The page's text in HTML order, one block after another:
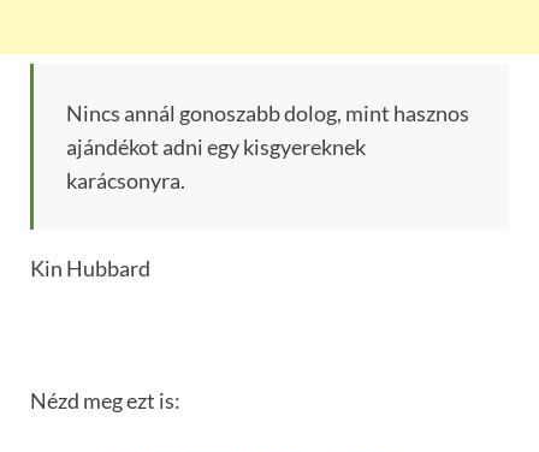
Nincs annál gonoszabb dolog, mint hasznos
ajándékot adni egy kisgyereknek
karácsonyra.
Kin Hubbard
Nézd meg ezt is: